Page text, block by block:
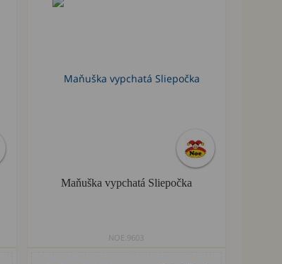
Maňuška vypchatá Sliepočka
NOE.9603